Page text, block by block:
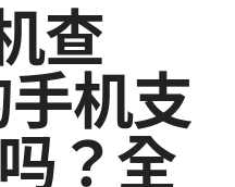
查
机支
？全